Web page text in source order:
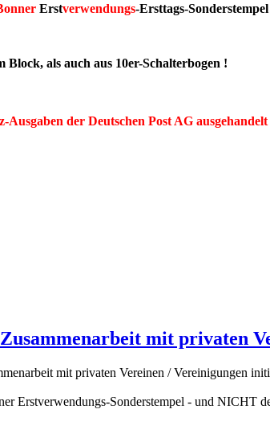
Erstverwendungs-Ersttags-
Block, als auch aus 10er-Schalterbogen !
der Deutschen Post AG
mit privaten
mit privaten Vereinen / Vereinigungen
Erstverwendungs-Sonderstempel - und NICHT